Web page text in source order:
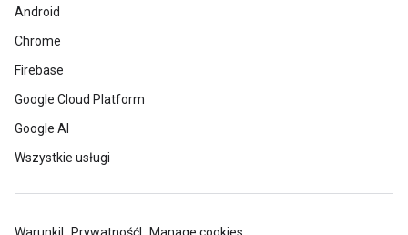
Android
Chrome
Firebase
Google Cloud Platform
Google AI
Wszystkie usługi